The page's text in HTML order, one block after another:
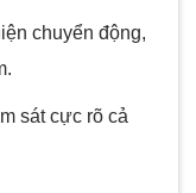
chuyển động,
sát cực rõ cả